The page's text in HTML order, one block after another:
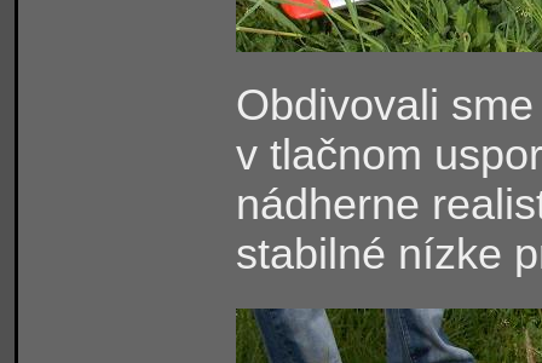
Obdivovali
v tlačnom
nádherne
stabilné nízke